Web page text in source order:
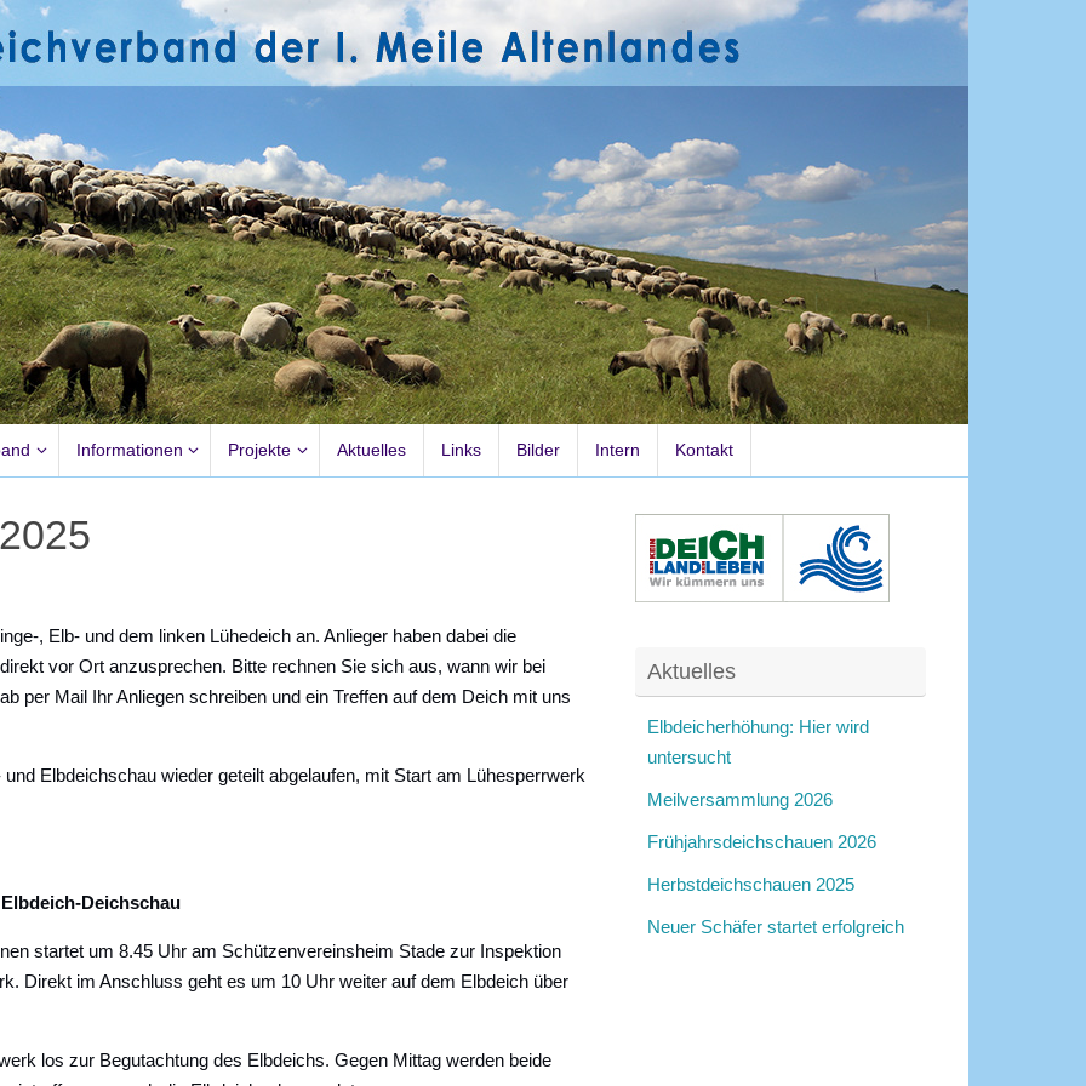
Informationen Projekte Aktuelles Links Bilder Intern Kontakt
, Elb- und dem linken Lühedeich an. Anlieger haben dabei die
vor Ort anzusprechen. Bitte rechnen Sie sich aus, wann wir bei
per Mail Ihr Anliegen schreiben und ein Treffen auf dem Deich mit uns
Elbdeichschau wieder geteilt abgelaufen, mit Start am Lühesperrwerk
Deichschau
startet um 8.45 Uhr am Schützenvereinsheim Stade zur Inspektion
Direkt im Anschluss geht es um 10 Uhr weiter auf dem Elbdeich über
los zur Begutachtung des Elbdeichs. Gegen Mittag werden beide
Aktuelles
Elbdeicherhöhung: Hier wird
untersucht
Meilversammlung 2026
Frühjahrsdeichschauen 2026
Herbstdeichschauen 2025
Neuer Schäfer startet erfolgreich